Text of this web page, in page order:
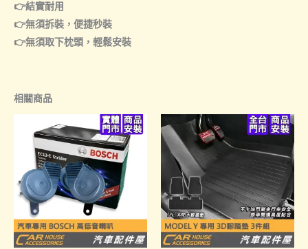
👉結實耐用
👉無須拆裝，便捷秒裝
👉無須取下枕頭，輕鬆安裝
相關商品